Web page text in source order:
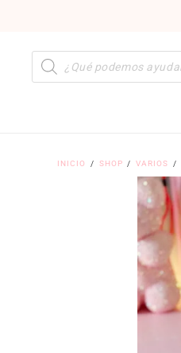
Búsqueda
de
productos
INICIO / SHOP / VARIOS /